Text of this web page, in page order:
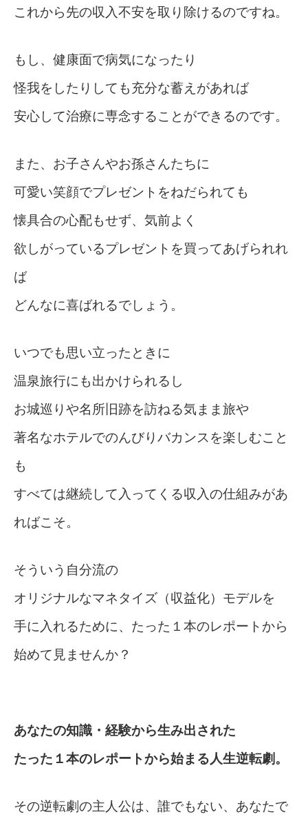
これから先の収入不安を取り除けるのですね。
もし、健康面で病気になったり
怪我をしたりしても充分な蓄えがあれば
安心して治療に専念することができるのです。
また、お子さんやお孫さんたちに
可愛い笑顔でプレゼントをねだられても
懐具合の心配もせず、気前よく
欲しがっているプレゼントを買ってあげられれ
ば
どんなに喜ばれるでしょう。
いつでも思い立ったときに
温泉旅行にも出かけられるし
お城巡りや名所旧跡を訪ねる気まま旅や
著名なホテルでのんびりバカンスを楽しむこと
も
すべては継続して入ってくる収入の仕組みがあ
ればこそ。
そういう自分流の
オリジナルなマネタイズ（収益化）モデルを
手に入れるために、たった１本のレポートから
始めて見ませんか？
あなたの知識・経験から生み出された
たった１本のレポートから始まる人生逆転劇。
その逆転劇の主人公は、誰でもない、あなたで